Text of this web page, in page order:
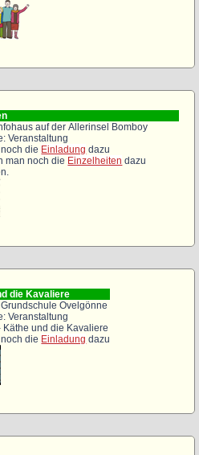
auf der Allerinsel Bomboy
Veranstaltung
die Einladung dazu
man noch die Einzelheiten dazu
die Kavaliere
Ovelgönne
Veranstaltung
Käthe und die Kavaliere
die Einladung dazu